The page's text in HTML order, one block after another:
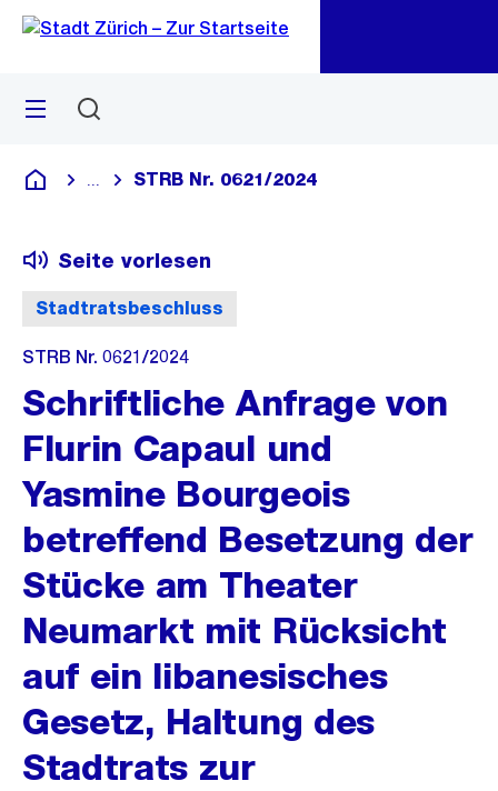
Navigation
Sprunglink
Menü
Deutsch
Blende alle Breadcrumbs ein
STRB Nr. 0621/2024
Stadtratsbeschluss
Seite vorlesen
STRB Nr. 0621/2024
Schriftliche Anfrage von
Flurin Capaul und
Yasmine Bourgeois
betreffend Besetzung der
Stücke am Theater
Neumarkt mit Rücksicht
auf ein libanesisches
Gesetz, Haltung des
Stadtrats zur